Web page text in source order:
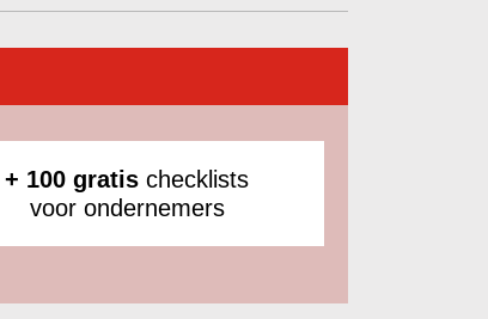
+ 100 gratis checklists
voor ondernemers